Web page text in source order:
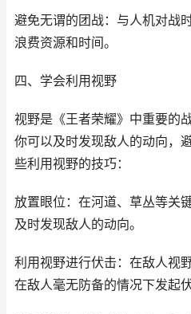
避免无谓的团战：与人机对战
浪费资源和时间。
四、学会利用视野
视野是《王者荣耀》中重要的
你可以及时发现敌人的动向，
些利用视野的技巧：
放置眼位：在河道、草丛等关
及时发现敌人的动向。
利用视野进行伏击：在敌人视
在敌人毫无防备的情况下发起伏